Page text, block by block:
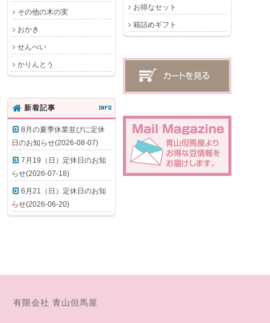
その他の木の実
おかき
せんべい
かりんとう
お得なセット
箱詰めギフト
新着記事 INFO
8月の夏季休業並びに定休
日のお知らせ(2026-08-07)
7月19（日）定休日のお知
らせ(2026-07-18)
6月21（日）定休日のお知
らせ(2026-06-20)
有限会社 青山但馬屋